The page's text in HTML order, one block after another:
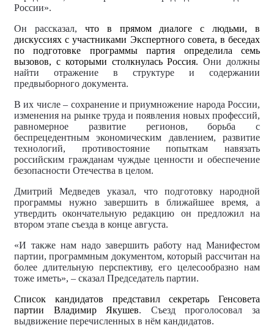
России».
Он рассказал, что в прямом диалоге с людьми, в
дискуссиях с участниками Экспертного совета, в беседах
по подготовке программы партия определила семь
вызовов, с которыми столкнулась Россия. Они должны
найти отражение в структуре и содержании
предвыборного документа.
В их числе – сохранение и приумножение народа России,
изменения на рынке труда и появления новых профессий,
равномерное развитие регионов, борьба с
беспрецедентным экономическим давлением, развитие
технологий, противостояние попыткам навязать
российским гражданам чуждые ценности и обеспечение
безопасности Отечества в целом.
Дмитрий Медведев указал, что подготовку народной
программы нужно завершить в ближайшее время, а
утвердить окончательную редакцию он предложил на
втором этапе съезда в конце августа.
«И также нам надо завершить работу над Манифестом
партии, программным документом, который рассчитан на
более длительную перспективу, его целесообразно нам
тоже иметь», – сказал Председатель партии.
Список кандидатов представил секретарь Генсовета
партии Владимир Якушев. Съезд проголосовал за
выдвижение перечисленных в нём кандидатов.